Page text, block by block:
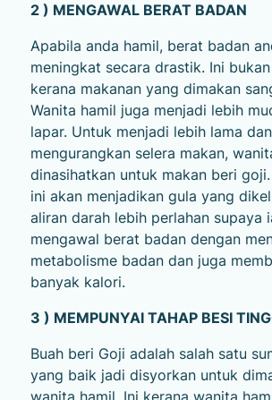
2 ) MENGAWAL BERAT BADAN
Apabila anda hamil, berat badan
meningkat secara drastik. Ini
kerana makanan yang dimakan
Wanita hamil juga menjadi lebih
lapar. Untuk menjadi lebih lama dan
mengurangkan selera makan,
dinasihatkan untuk makan beri
ini akan menjadikan gula yang
aliran darah lebih perlahan supaya
mengawal berat badan dengan
metabolisme badan dan juga
banyak kalori.
3 ) MEMPUNYAI TAHAP BESI
Buah beri Goji adalah salah satu
yang baik jadi disyorkan untuk
wanita hamil. Ini kerana wanita